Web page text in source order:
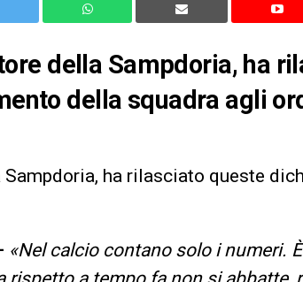
della Sampdoria, ha
della squadra agli
Sampdoria, ha rilasciato queste
«Nel calcio contano solo i numeri.